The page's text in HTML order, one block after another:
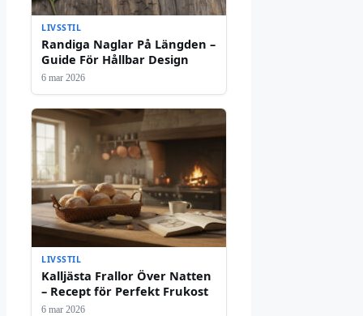
LIVSSTIL
Randiga Naglar På Längden –
Guide För Hållbar Design
6 mar 2026
LIVSSTIL
Kalljästa Frallor Över Natten
– Recept för Perfekt Frukost
6 mar 2026